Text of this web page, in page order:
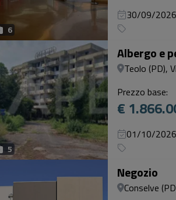
6
30/09/
5
Albergo e
Teolo (PD),
Prezzo base:
€
01/10/
Negozio
Conselve